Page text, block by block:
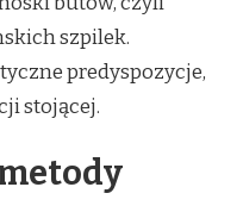
szpilek.
predyspozycje,
stojącej.